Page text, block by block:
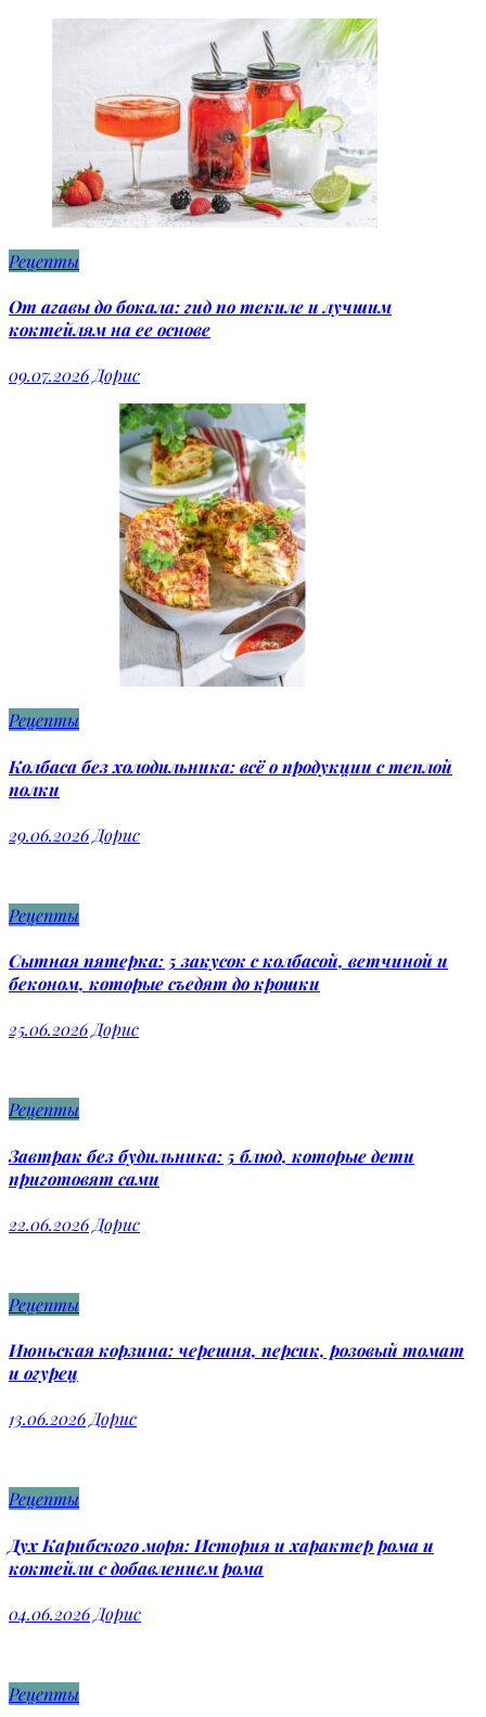
Рецепты
От агавы до бокала: гид по текиле и лучшим
коктейлям на ее основе
09.07.2026Дорис
Рецепты
Колбаса без холодильника: всё о продукции с теплой
полки
29.06.2026 Дорис
Рецепты
Сытная пятерка: 5 закусок с колбасой, ветчиной и
беконом, которые съедят до крошки
25.06.2026Дорис
Рецепты
Завтрак без будильника: 5 блюд, которые дети
приготовят сами
22.06.2026 Дорис
Рецепты
Июньская корзина: черешня, персик, розовый томат
и огурец
13.06.2026Дорис
Рецепты
Дух Карибского моря: История и характер рома и
коктейли с добавлением рома
04.06.2026 Дорис
Рецепты